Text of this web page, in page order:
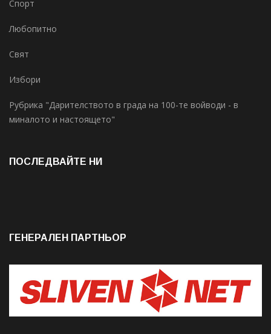
Спорт
Любопитно
Свят
Избори
Рубрика "Дарителството в града на 100-те войводи - в
миналото и настоящето"
ПОСЛЕДВАЙТЕ НИ
ГЕНЕРАЛЕН ПАРТНЬОР